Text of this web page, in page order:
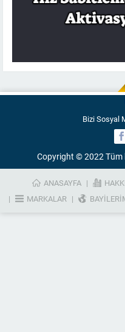
Bizi Sosyal
Copyright © 2022 Tüm
ANASAYFA
MARKALAR